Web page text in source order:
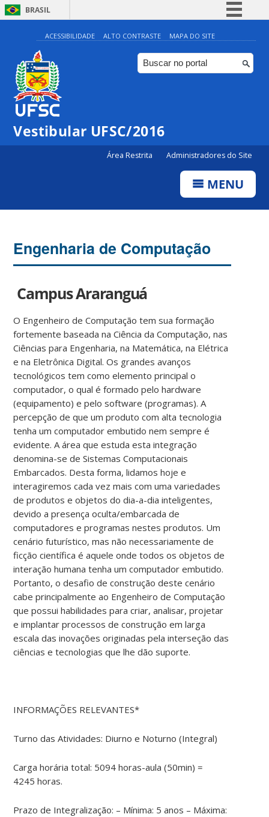
BRASIL
Simplifique!
Comunica BR
Participe
ACESSIBILIDADE ALTO CONTRASTE MAPA DO SITE
Vestibular UFSC/2016
Área Restrita Administradores do Site
MENU
Engenharia de Computação
Campus Araranguá
O Engenheiro de Computação tem sua formação
fortemente baseada na Ciência da Computação, nas
Ciências para Engenharia, na Matemática, na Elétrica
e na Eletrônica Digital. Os grandes avanços
tecnológicos tem como elemento principal o
computador, o qual é formado pelo hardware
(equipamento) e pelo software (programas). A
percepção de que um produto com alta tecnologia
tenha um computador embutido nem sempre é
evidente. A área que estuda esta integração
denomina-se de Sistemas Computacionais
Embarcados. Desta forma, lidamos hoje e
interagiremos cada vez mais com uma variedades
de produtos e objetos do dia-a-dia inteligentes,
devido a presença oculta/embarcada de
computadores e programas nestes produtos. Um
cenário futurístico, mas não necessariamente de
ficção científica é aquele onde todos os objetos de
interação humana tenha um computador embutido.
Portanto, o desafio de construção deste cenário
cabe principalmente ao Engenheiro de Computação
que possui habilidades para criar, analisar, projetar
e implantar processos de construção em larga
escala das inovações originadas pela interseção das
ciências e tecnologias que lhe dão suporte.
INFORMAÇÕES RELEVANTES*
Turno das Atividades: Diurno e Noturno (Integral)
Carga horária total: 5094 horas-aula (50min) =
4245 horas.
Prazo de Integralização: – Mínima: 5 anos – Máxima: